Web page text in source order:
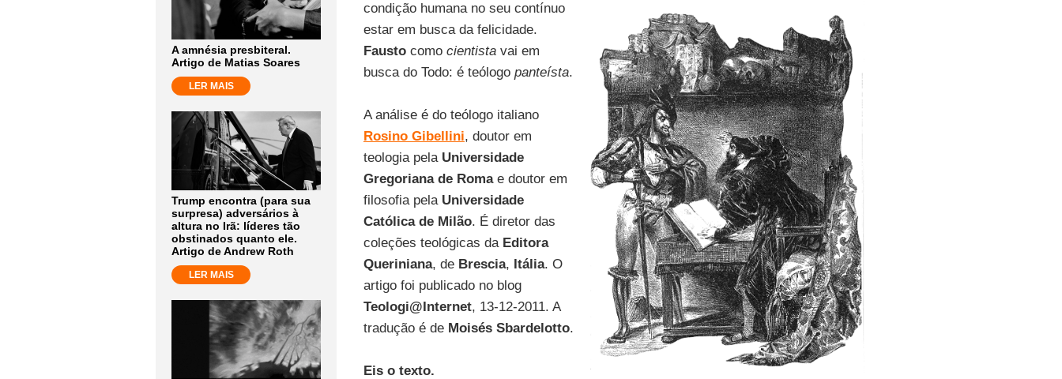
A amnésia presbiteral.
Artigo de Matias Soares
LER MAIS
Trump encontra (para sua
surpresa) adversários à
altura no Irã: líderes tão
obstinados quanto ele.
Artigo de Andrew Roth
LER MAIS
condição humana no seu contínuo
estar em busca da felicidade.
Fausto como cientistavai em
busca do Todo: é teólogo panteísta.
A análise é do teólogo italiano
Rosino Gibellini, doutor em
teologia pela Universidade
Gregoriana de Roma e doutor em
filosofia pela Universidade
Católica de Milão. É diretor das
coleções teológicas da Editora
Queriniana, de Brescia, Itália. O
artigo foi publicado no blog
Teologi@Internet, 13-12-2011. A
tradução é de Moisés Sbardelotto.
Eis o texto.